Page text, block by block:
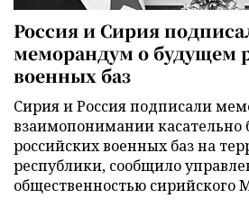
Россия и Сирия
меморандум о будущем
военных баз
Сирия и Россия подписали
взаимопонимании касательно
российских военных баз на
республики, сообщило
общественностью сирийского